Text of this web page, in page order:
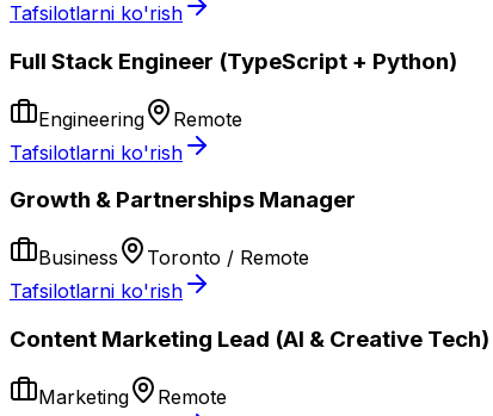
Tafsilotlarni ko'rish
Full Stack Engineer (TypeScript + Python)
Engineering
Remote
Tafsilotlarni ko'rish
Growth & Partnerships Manager
Business
Toronto / Remote
Tafsilotlarni ko'rish
Content Marketing Lead (AI & Creative Tech)
Marketing
Remote